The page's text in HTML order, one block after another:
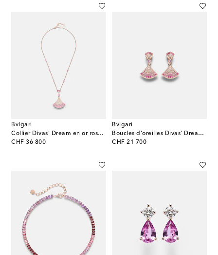
Bvlgari
Collier Divas' Dream en or rose 18 ct et pierres précieuses
CHF 36 800
original price
Bvlgari
Boucles d'oreilles Divas' Dream en or 18 ct et pierres précieuses
CHF 21 700
original price